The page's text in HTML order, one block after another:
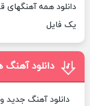
دانلود همه
یک فایل
دانلود
دانلود آهنگ جدید